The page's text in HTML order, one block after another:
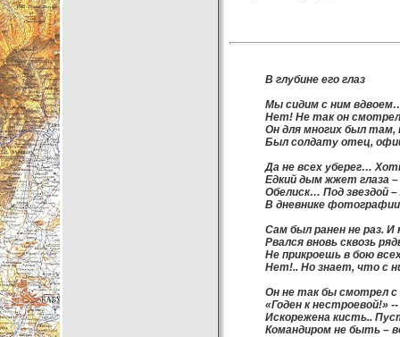
В глубине его глаз
Мы сидим с ним
Нет! Не так он смотрел
Он для многих был
Был солдату отец,
Да не всех уберег…
Едкий дым жжет глаза
Обелиск… Под звездой
В дневнике
Сам был ранен не раз. И
Рвался вновь сквозь
Не прикроешь в бою
Нет!.. Но знает, что с
Он не так бы смотрел с
«Годен к нестроевой!»
Искорежена кисть..
Командиром не быть –